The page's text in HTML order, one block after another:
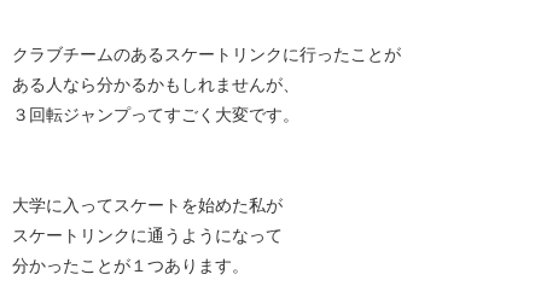
クラブチームのあるスケートリンクに行ったことが
ある人なら分かるかもしれませんが、
３回転ジャンプってすごく大変です。
大学に入ってスケートを始めた私が
スケートリンクに通うようになって
分かったことが１つあります。